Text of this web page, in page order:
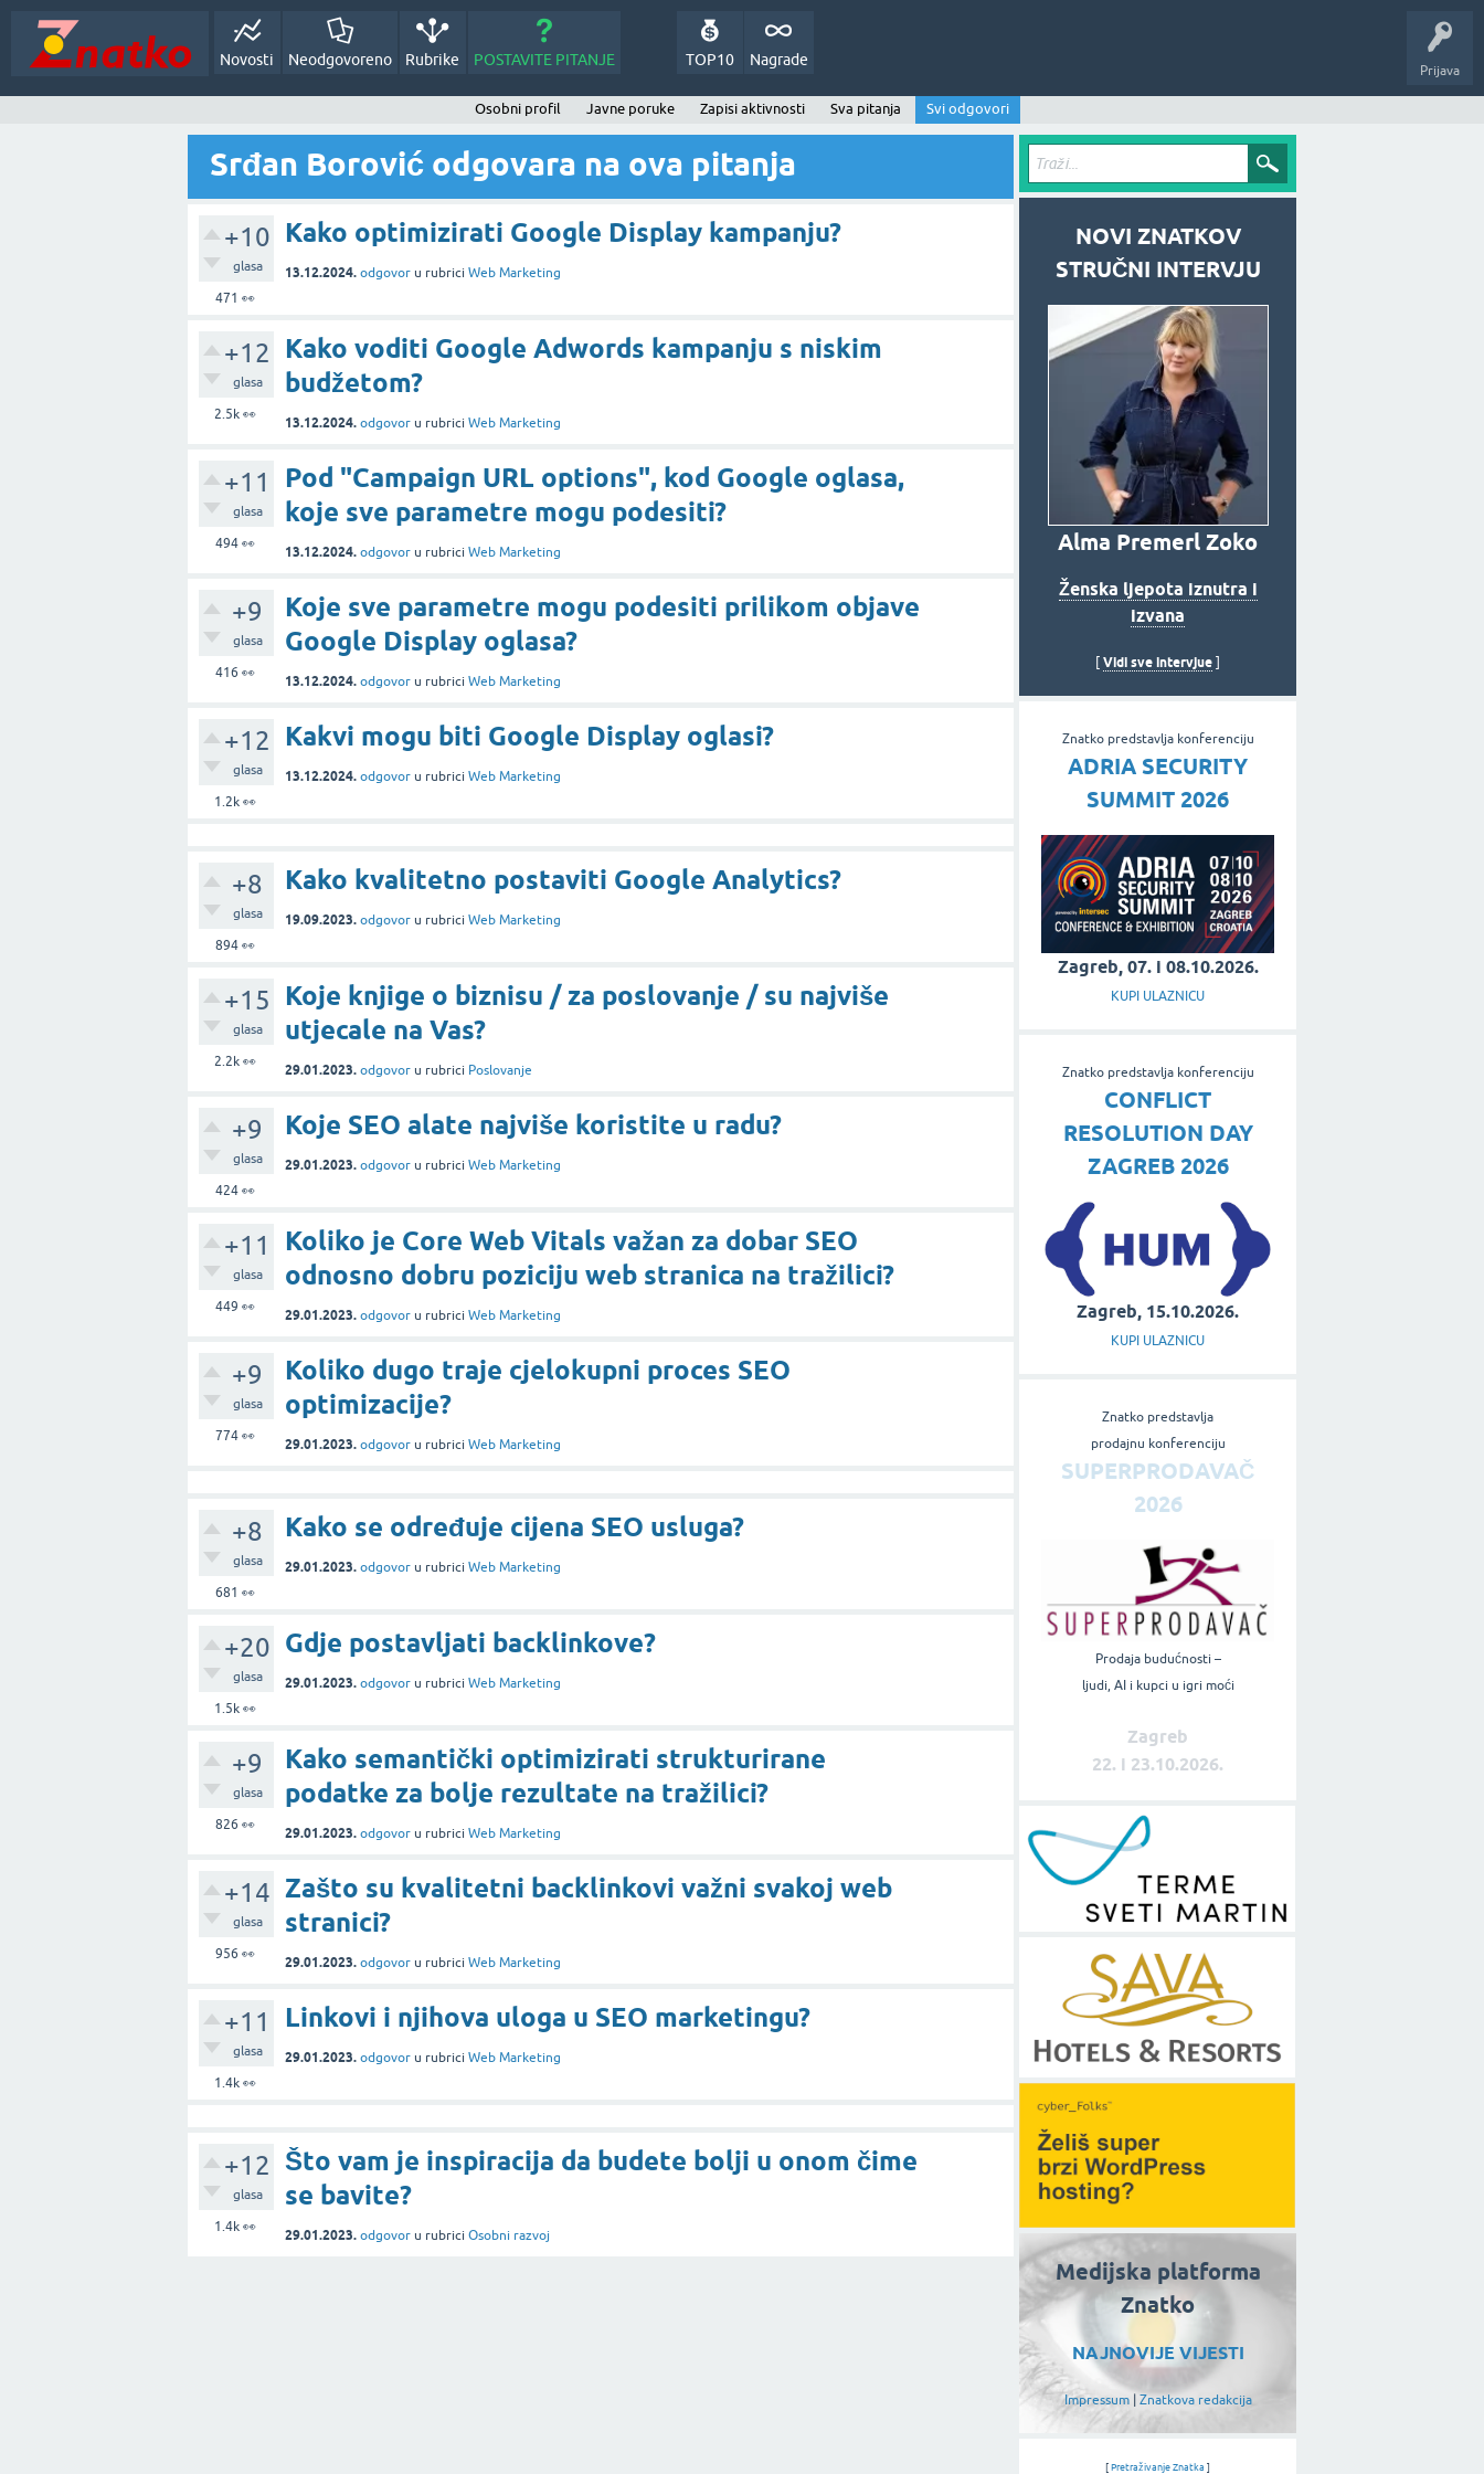
Prijava
Novosti Neodgovoreno Rubrike POSTAVITE PITANJE Nagrade
TOP10
Osobni profil Javne poruke Zapisi aktivnosti Sva pitanja Svi odgovori
Srđan Borović odgovara na ova pitanja
+10
glasa
471 👀
Kako optimizirati Google Display kampanju?
13.12.2024. odgovor u rubrici Web Marketing
+12
glasa
2.5k👀
Kako voditi Google Adwords kampanju s niskim
budžetom?
13.12.2024. odgovor u rubrici Web Marketing
+11
glasa
494👀
Pod "Campaign URL options", kod Google oglasa,
koje sve parametre mogu podesiti?
13.12.2024. odgovor u rubrici Web Marketing
+9
glasa
416 👀
Koje sve parametre mogu podesiti prilikom objave
Google Display oglasa?
13.12.2024. odgovor u rubrici Web Marketing
+12
glasa
1.2k👀
Kakvi mogu biti Google Display oglasi?
13.12.2024. odgovor u rubrici Web Marketing
+8
glasa
894👀
Kako kvalitetno postaviti Google Analytics?
19.09.2023. odgovor u rubrici Web Marketing
+15
glasa
2.2k👀
Koje knjige o biznisu / za poslovanje / su najviše
utjecale na Vas?
29.01.2023. odgovor u rubrici Poslovanje
+9
glasa
424👀
Koje SEO alate najviše koristite u radu?
29.01.2023. odgovor u rubrici Web Marketing
+11
glasa
449 👀
Koliko je Core Web Vitals važan za dobar SEO
odnosno dobru poziciju web stranica na tražilici?
29.01.2023. odgovor u rubrici Web Marketing
+9
glasa
774👀
Koliko dugo traje cjelokupni proces SEO
optimizacije?
29.01.2023. odgovor u rubrici Web Marketing
+8
glasa
681 👀
Kako se određuje cijena SEO usluga?
29.01.2023. odgovor u rubrici Web Marketing
+20
glasa
1.5k👀
Gdje postavljati backlinkove?
29.01.2023. odgovor u rubrici Web Marketing
+9
glasa
826 👀
Kako semantički optimizirati strukturirane
podatke za bolje rezultate na tražilici?
29.01.2023. odgovor u rubrici Web Marketing
+14
glasa
956 👀
Zašto su kvalitetni backlinkovi važni svakoj web
stranici?
29.01.2023. odgovor u rubrici Web Marketing
+11
glasa
1.4k👀
Linkovi i njihova uloga u SEO marketingu?
29.01.2023. odgovor u rubrici Web Marketing
+12
glasa
1.4k👀
Što vam je inspiracija da budete bolji u onom čime
se bavite?
29.01.2023. odgovor u rubrici Osobni razvoj
NOVI ZNATKOV
STRUČNI INTERVJU
Alma Premerl Zoko
Ženska ljepota iznutra i
izvana
Vidi sve intervjue
Znatko predstavlja konferenciju
ADRIA SECURITY
SUMMIT 2026
Zagreb, 07. i 08.10.2026.
KUPI ULAZNICU
Znatko predstavlja konferenciju
CONFLICT
RESOLUTION DAY
ZAGREB 2026
Zagreb, 15.10.2026.
KUPI ULAZNICU
Znatko predstavlja
prodajnu konferenciju
SUPERPRODAVAČ
2026
Prodaja budućnosti –
ljudi, AI i kupci u igri moći
Zagreb
22. i 23.10.2026.
Medijska platforma
Znatko
NAJNOVIJE VIJESTI
Impressum| Znatkova redakcija
[ Pretraživanje Znatka ]